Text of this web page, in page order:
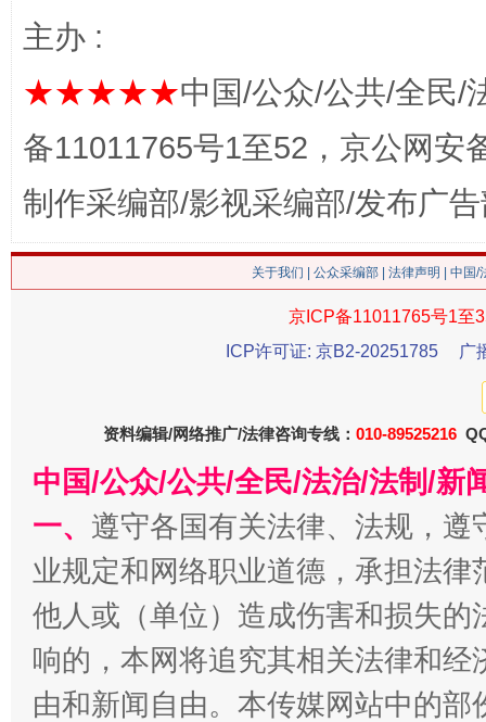
谢
在谋一域中谋全局
今
主办 :
★★★★★中国/公众/公共/全民/
备11011765号1至52，京公网安
制作采编部/影视采编部/发布广
关于我们 公众采编部 法律声明 | 中国
京ICP备11011765号1至
ICP许可证: 京B2-20251785
广
资料编辑/网络推广/法律咨询专线： 010-89525216
中国/公众/公共/全民/法治/法制/新
一、 遵守各国有关法律、法规，
业规定和网络职业道德，承担法
他人或（单位）造成伤害和损失
响的，本网将追究其相关法律和
由和新闻自由。本传媒网站中的